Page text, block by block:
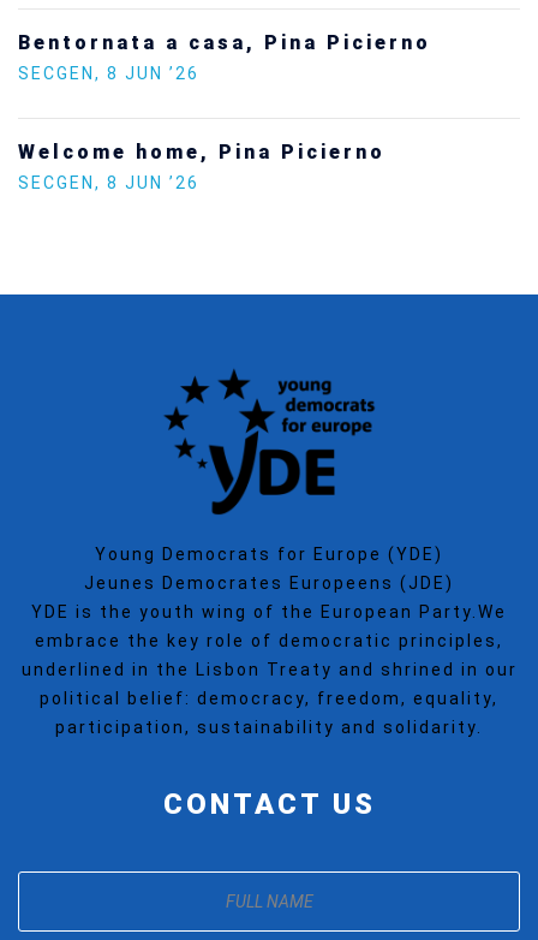
Europe on the situation in Venezuela
SECGEN , 5 JAN ’26
Increasing Youth Participation in
Politics
Young Democrats for Europe (YDE)
Jeunes Democrates Europeens (JDE)
YDE is the youth wing of the European Party.We
embrace the key role of democratic principles,
underlined in the Lisbon Treaty and shrined in our
political belief: democracy, freedom, equality,
participation, sustainability and solidarity.
CONTACT US